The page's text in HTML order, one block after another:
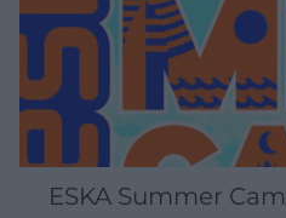
ESKA Summer